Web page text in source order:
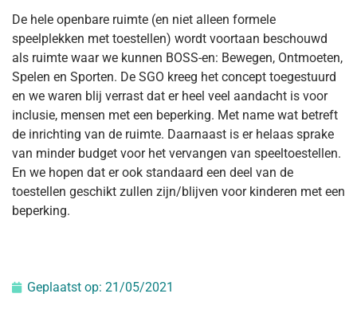
De hele openbare ruimte (en niet alleen formele
speelplekken met toestellen) wordt voortaan beschouwd
als ruimte waar we kunnen BOSS-en: Bewegen, Ontmoeten,
Spelen en Sporten. De SGO kreeg het concept toegestuurd
en we waren blij verrast dat er heel veel aandacht is voor
inclusie, mensen met een beperking. Met name wat betreft
de inrichting van de ruimte. Daarnaast is er helaas sprake
van minder budget voor het vervangen van speeltoestellen.
En we hopen dat er ook standaard een deel van de
toestellen geschikt zullen zijn/blijven voor kinderen met een
beperking.
Geplaatst op: 21/05/2021